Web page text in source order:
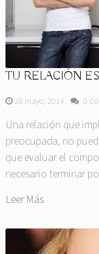
TU RELACIÓN
28 mayo, 2014 0
Una relación que
preocupada, no
que evaluar el
necesario terminar
Leer Más